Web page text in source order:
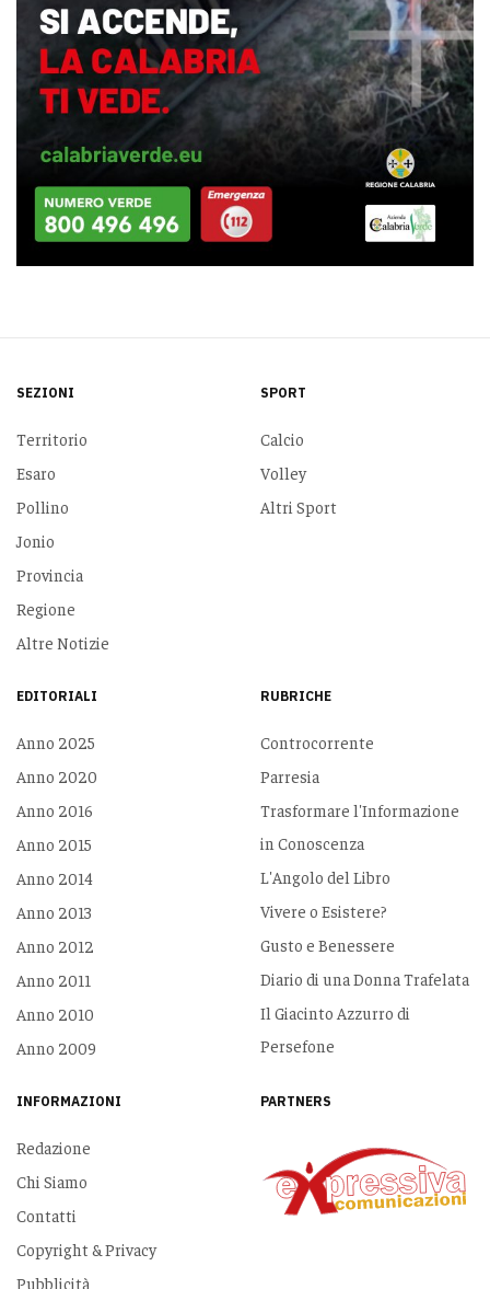
SEZIONI
Territorio
Esaro
Pollino
Jonio
Provincia
Regione
Altre Notizie
SPORT
Calcio
Volley
Altri Sport
EDITORIALI
Anno 2025
Anno 2020
Anno 2016
Anno 2015
Anno 2014
Anno 2013
Anno 2012
Anno 2011
Anno 2010
Anno 2009
RUBRICHE
Controcorrente
Parresia
Trasformare l'Informazione
in Conoscenza
L'Angolo del Libro
Vivere o Esistere?
Gusto e Benessere
Diario di una Donna Trafelata
Il Giacinto Azzurro di
Persefone
INFORMAZIONI
Redazione
Chi Siamo
Contatti
Copyright & Privacy
Pubblicità
PARTNERS